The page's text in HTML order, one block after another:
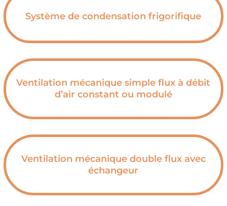
Système de condensation frigorifique
Ventilation mécanique simple flux à débit
d’air constant ou modulé
Ventilation mécanique double flux avec
échangeur